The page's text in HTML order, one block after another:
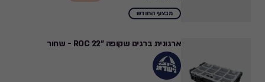
from
to
499.00
מבצעי החודש
ארגונית ברגים שקופה "22 ROC - שחור